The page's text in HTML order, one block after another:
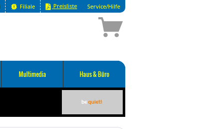
Filiale Preisliste Service/Hilfe
Multimedia Haus & Büro